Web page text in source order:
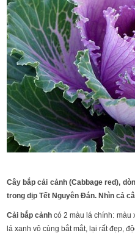
Cây bắp cải cảnh (Cabbage red),
trong dịp Tết Nguyên Đán. Nhìn cả
Cải bắp cảnhcó 2 màu lá chính: màu
lá xanh vô cùng bắt mắt, lại rất đẹp,